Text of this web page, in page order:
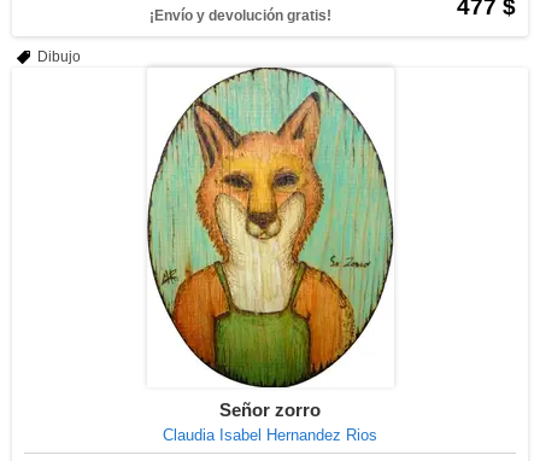
477 $
¡Envío y devolución gratis!
Dibujo
Señor zorro
Claudia Isabel Hernandez Rios